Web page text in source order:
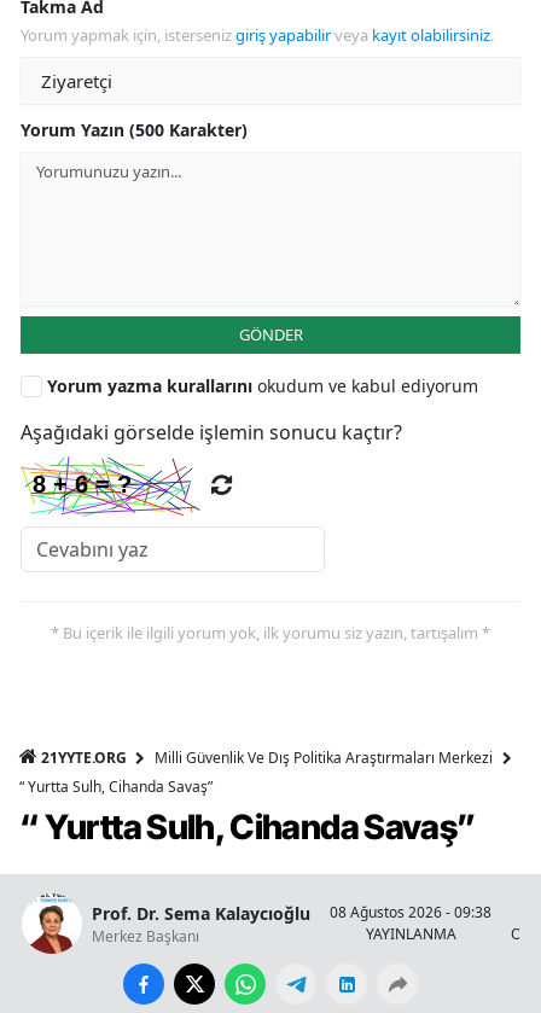
Takma Ad
Yorum yapmak için, istersenizgiriş yapabilirveya kayıt olabilirsiniz.
Yorum Yazın (500 Karakter)
GÖNDER
Yorum yazma kurallarını okudum ve kabul ediyorum
Aşağıdaki görselde işlemin sonucu kaçtır?
* Bu içerik ile ilgili yorum yok, ilk yorumu siz yazın, tartışalım *
21YYTE.ORG
Milli Güvenlik Ve Dış Politika Araştırmaları Merkezi
“ Yurtta Sulh, Cihanda Savaş”
“ Yurtta Sulh, Cihanda Savaş”
Prof. Dr. Sema Kalaycıoğlu
Merkez Başkanı
08 Ağustos 2026 - 09:38
YAYINLANMA